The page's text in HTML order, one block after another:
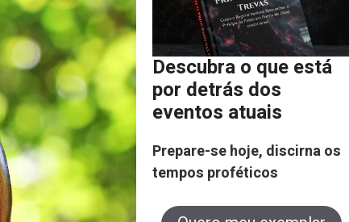
Descubra o que está
por detrás dos
eventos atuais
Prepare-se hoje, discirna os
tempos proféticos